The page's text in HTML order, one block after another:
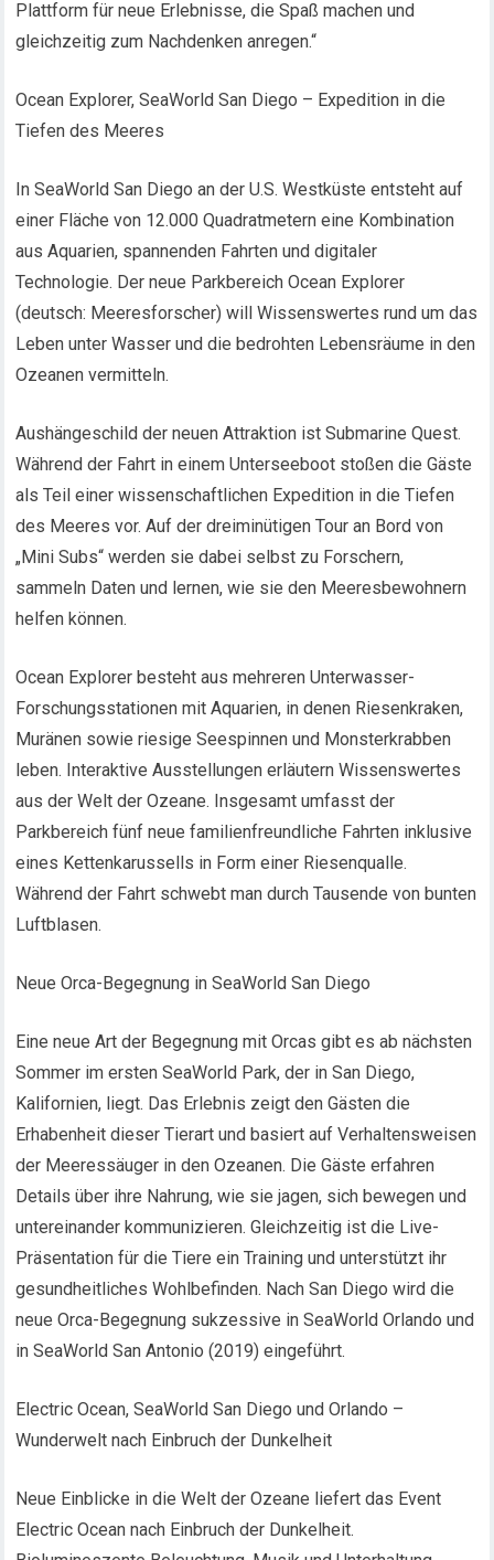
Plattform für neue Erlebnisse, die Spaß machen und
gleichzeitig zum Nachdenken anregen.“
Ocean Explorer, SeaWorld San Diego – Expedition in die
Tiefen des Meeres
In SeaWorld San Diego an der U.S. Westküste entsteht auf
einer Fläche von 12.000 Quadratmetern eine Kombination
aus Aquarien, spannenden Fahrten und digitaler
Technologie. Der neue Parkbereich Ocean Explorer
(deutsch: Meeresforscher) will Wissenswertes rund um das
Leben unter Wasser und die bedrohten Lebensräume in den
Ozeanen vermitteln.
Aushängeschild der neuen Attraktion ist Submarine Quest.
Während der Fahrt in einem Unterseeboot stoßen die Gäste
als Teil einer wissenschaftlichen Expedition in die Tiefen
des Meeres vor. Auf der dreiminütigen Tour an Bord von
„Mini Subs“ werden sie dabei selbst zu Forschern,
sammeln Daten und lernen, wie sie den Meeresbewohnern
helfen können.
Ocean Explorer besteht aus mehreren Unterwasser-
Forschungsstationen mit Aquarien, in denen Riesenkraken,
Muränen sowie riesige Seespinnen und Monsterkrabben
leben. Interaktive Ausstellungen erläutern Wissenswertes
aus der Welt der Ozeane. Insgesamt umfasst der
Parkbereich fünf neue familienfreundliche Fahrten inklusive
eines Kettenkarussells in Form einer Riesenqualle.
Während der Fahrt schwebt man durch Tausende von bunten
Luftblasen.
Neue Orca-Begegnung in SeaWorld San Diego
Eine neue Art der Begegnung mit Orcas gibt es ab nächsten
Sommer im ersten SeaWorld Park, der in San Diego,
Kalifornien, liegt. Das Erlebnis zeigt den Gästen die
Erhabenheit dieser Tierart und basiert auf Verhaltensweisen
der Meeressäuger in den Ozeanen. Die Gäste erfahren
Details über ihre Nahrung, wie sie jagen, sich bewegen und
untereinander kommunizieren. Gleichzeitig ist die Live-
Präsentation für die Tiere ein Training und unterstützt ihr
gesundheitliches Wohlbefinden. Nach San Diego wird die
neue Orca-Begegnung sukzessive in SeaWorld Orlando und
in SeaWorld San Antonio (2019) eingeführt.
Electric Ocean, SeaWorld San Diego und Orlando –
Wunderwelt nach Einbruch der Dunkelheit
Neue Einblicke in die Welt der Ozeane liefert das Event
Electric Ocean nach Einbruch der Dunkelheit.